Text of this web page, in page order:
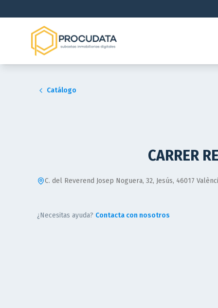
Catálogo
CARRER
C. del Reverend Josep Noguera, 32, Jesús, 46017
¿Necesitas ayuda? Contacta con nosotros